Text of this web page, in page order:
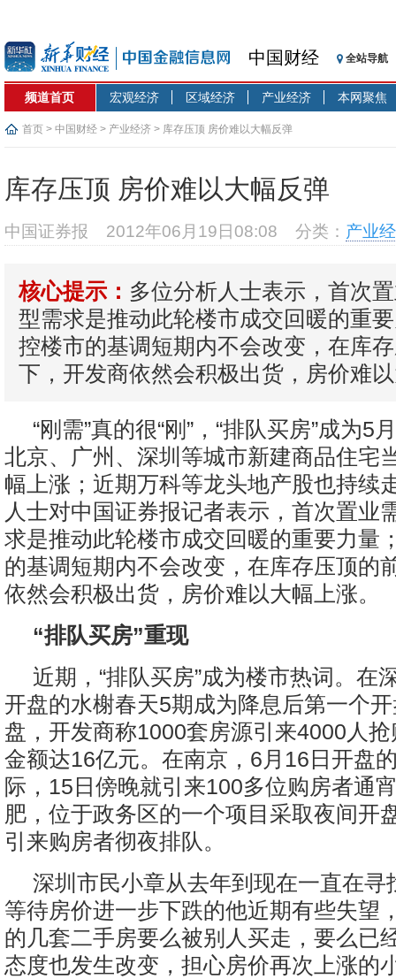
中国财经 全站导航
频道首页 宏观经济 区域经济 产业经济 本网聚焦
首页 > 中国财经 > 产业经济 > 库存压顶 房价难以大幅反弹
库存压顶 房价难以大幅反弹
中国证券报 2012年06月19日08:08 分类： 产业
核心提示： 多位分析人士表示，首次
型需求是推动此轮楼市成交回暖的重
控楼市的基调短期内不会改变，在库
下，开发商依然会积极出货，房价难
“刚需”真的很“刚”，“排队买房”成为5
北京、广州、深圳等城市新建商品住宅
幅上涨；近期万科等龙头地产股也持续
人士对中国证券报记者表示，首次置业
求是推动此轮楼市成交回暖的重要力量
的基调短期内不会改变，在库存压顶的
依然会积极出货，房价难以大幅上涨。
“排队买房”重现
近期，“排队买房”成为楼市热词。在
开盘的水榭春天5期成为降息后第一个
盘，开发商称1000套房源引来4000人
金额达16亿元。在南京，6月16日开盘
际，15日傍晚就引来100多位购房者通
肥，位于政务区的一个项目采取夜间开
引来购房者彻夜排队。
深圳市民小章从去年到现在一直在寻
等待房价进一步下跌的他近期有些失望
的几套二手房要么被别人买走，要么已
态度也发生改变，担心房价再次上涨的